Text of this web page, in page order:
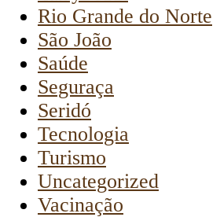
Rio Grande do Norte
São João
Saúde
Seguraça
Seridó
Tecnologia
Turismo
Uncategorized
Vacinação